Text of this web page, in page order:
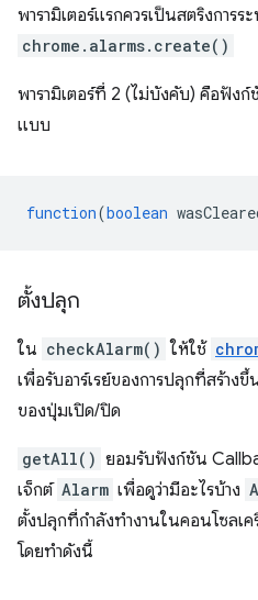
พารามิเตอร์แรกควรเป็นสตริงการ
chrome.alarms.create()
พารามิเตอร์ที่ 2 (ไม่บังคับ) คือฟัง
แบบ
function(boolean
ตั้งปลุก
ใน checkAlarm() ให้ใช้
เพื่อรับอาร์เรย์ของการปลุกที่สร้าง
ของปุ่มเปิด/ปิด
getAll() ยอมรับฟังก์ชัน
เจ็กต์ Alarm เพื่อดูว่ามีอะไรบ้าง
ตั้งปลุกที่กำลังทำงานในคอนโซลเ
โดยทำดังนี้